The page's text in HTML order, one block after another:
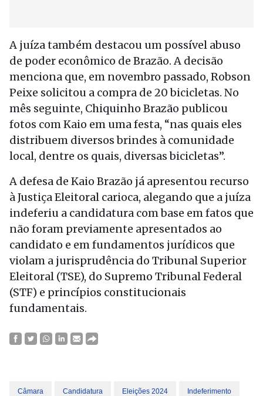
A juíza também destacou um possível abuso
de poder econômico de Brazão. A decisão
menciona que, em novembro passado, Robson
Peixe solicitou a compra de 20 bicicletas. No
mês seguinte, Chiquinho Brazão publicou
fotos com Kaio em uma festa, “nas quais eles
distribuem diversos brindes à comunidade
local, dentre os quais, diversas bicicletas”.
A defesa de Kaio Brazão já apresentou recurso
à Justiça Eleitoral carioca, alegando que a juíza
indeferiu a candidatura com base em fatos que
não foram previamente apresentados ao
candidato e em fundamentos jurídicos que
violam a jurisprudência do Tribunal Superior
Eleitoral (TSE), do Supremo Tribunal Federal
(STF) e princípios constitucionais
fundamentais.
Câmara Candidatura Eleições 2024 Indeferimento